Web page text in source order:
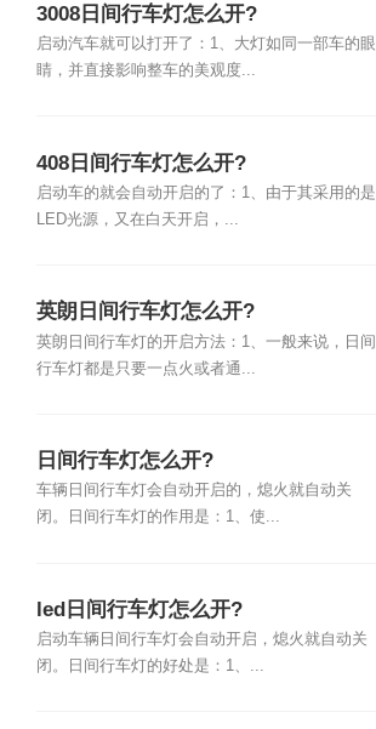
3008日间行车灯怎么开?
启动汽车就可以打开了：1、大灯如同一部车的眼
睛，并直接影响整车的美观度...
408日间行车灯怎么开?
启动车的就会自动开启的了：1、由于其采用的是
LED光源，又在白天开启，...
英朗日间行车灯怎么开?
英朗日间行车灯的开启方法：1、一般来说，日间
行车灯都是只要一点火或者通...
日间行车灯怎么开?
车辆日间行车灯会自动开启的，熄火就自动关
闭。日间行车灯的作用是：1、使...
led日间行车灯怎么开?
启动车辆日间行车灯会自动开启，熄火就自动关
闭。日间行车灯的好处是：1、...